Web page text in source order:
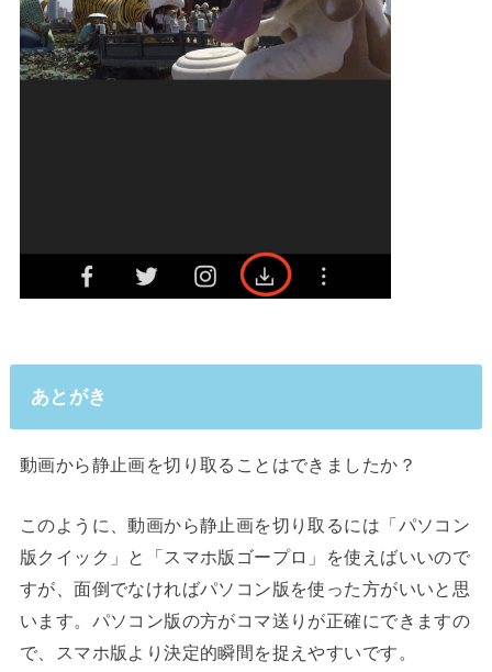
あとがき
動画から静止画を切り取ることはできましたか？
このように、動画から静止画を切り取るには「パソコン
版クイック」と「スマホ版ゴープロ」を使えばいいので
すが、面倒でなければパソコン版を使った方がいいと思
います。パソコン版の方がコマ送りが正確にできますの
で、スマホ版より決定的瞬間を捉えやすいです。